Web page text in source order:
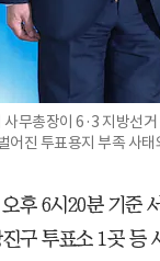
무총장이 6·3 지방선
어진 투표용지 부족 사
후 6시20분 기준
구 투표소 1곳 등